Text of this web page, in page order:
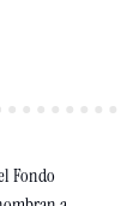
Fondo